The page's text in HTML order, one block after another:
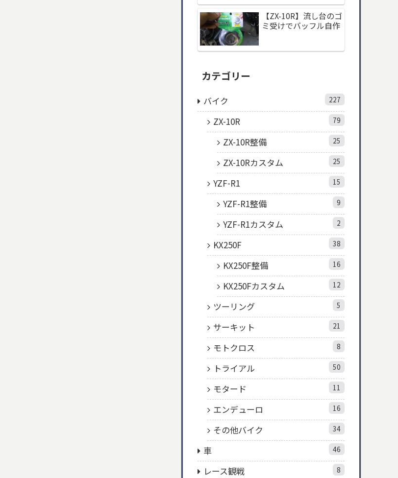
【ZX-10R】流し台のゴ
ミ受けでバッフル自作
カテゴリー
バイク 227
ZX-10R 79
ZX-10R整備 25
ZX-10Rカスタム 25
YZF-R1 15
YZF-R1整備 9
YZF-R1カスタム 2
KX250F 38
KX250F整備 16
KX250Fカスタム 12
ツーリング 5
サーキット 21
モトクロス 8
トライアル 50
モタード 11
エンデューロ 16
その他バイク 34
車 46
レース観戦 8